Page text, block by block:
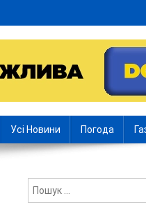
Усі Новини Погода